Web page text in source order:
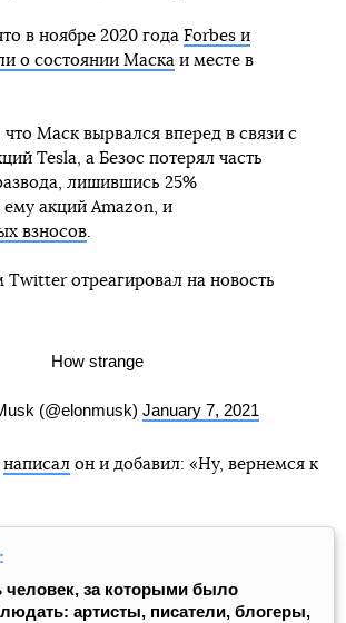
в ноябре 2020 года Forbes и
о состоянии Маска и месте в
Маск вырвался вперед в связи с
Tesla, а Безос потерял часть
лишившись 25%
акций Amazon, и
взносов.
отреагировал на новость
How strange
(@elonmusk) January 7, 2021
написал он и добавил: «Ну, вернемся к
человек, за которыми было
артисты, писатели, блогеры,